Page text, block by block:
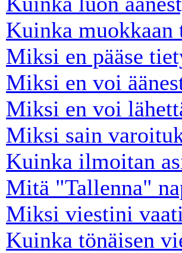
Kuinka muokkaan
Miksi en pääse
Miksi en voi
Miksi en voi
Miksi sain
Kuinka ilmoitan
Mitä "Tallenna"
Miksi viestini
Kuinka tönäisen